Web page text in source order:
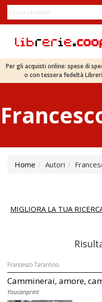
Per gli acquisti online: spese di
o con tessera fedeltà
Home Autori
MIGLIORA LA TUA
Francesco Tarantino
Camminerai, amore,
Youcanprint